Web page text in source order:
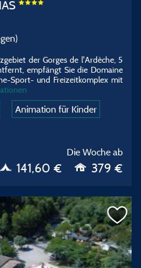
der Gorges de l'Ardèche, 5
empfängt Sie die Domaine
Sport- und Freizeitkomplex mit
Animation für Kinder
Die Woche ab
141,60 € 379 €